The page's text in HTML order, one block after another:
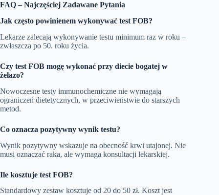
FAQ – Najczęściej Zadawane Pytania
Jak często powinienem wykonywać test FOB?
Lekarze zalecają wykonywanie testu minimum raz w roku –
zwłaszcza po 50. roku życia.
Czy test FOB mogę wykonać przy diecie bogatej w
żelazo?
Nowoczesne testy immunochemiczne nie wymagają
ograniczeń dietetycznych, w przeciwieństwie do starszych
metod.
Co oznacza pozytywny wynik testu?
Wynik pozytywny wskazuje na obecność krwi utajonej. Nie
musi oznaczać raka, ale wymaga konsultacji lekarskiej.
Ile kosztuje test FOB?
Standardowy zestaw kosztuje od 20 do 50 zł. Koszt jest